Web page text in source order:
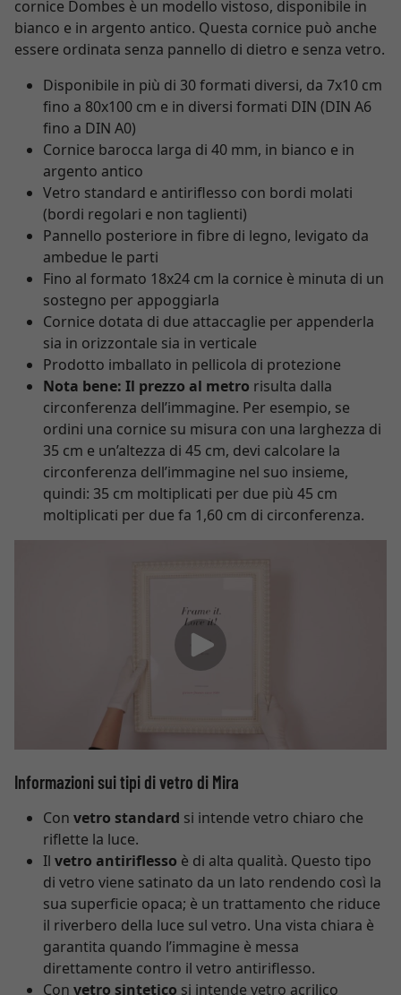
cornice Dombes è un modello vistoso, disponibile in
bianco e in argento antico. Questa cornice può anche
essere ordinata senza pannello di dietro e senza vetro.
Disponibile in più di 30 formati diversi, da 7x10 cm
fino a 80x100 cm e in diversi formati DIN (DIN A6
fino a DIN A0)
Cornice barocca larga di 40 mm, in bianco e in
argento antico
Vetro standard e antiriflesso con bordi molati
(bordi regolari e non taglienti)
Pannello posteriore in fibre di legno, levigato da
ambedue le parti
Fino al formato 18x24 cm la cornice è minuta di un
sostegno per appoggiarla
Cornice dotata di due attaccaglie per appenderla
sia in orizzontale sia in verticale
Prodotto imballato in pellicola di protezione
Nota bene: Il prezzo al metro risulta dalla
circonferenza dell’immagine. Per esempio, se
ordini una cornice su misura con una larghezza di
35 cm e un’altezza di 45 cm, devi calcolare la
circonferenza dell’immagine nel suo insieme,
quindi: 35 cm moltiplicati per due più 45 cm
moltiplicati per due fa 1,60 cm di circonferenza.
Informazioni sui tipi di vetro di Mira
Con vetro standard si intende vetro chiaro che
riflette la luce.
Il vetro antiriflesso è di alta qualità. Questo tipo
di vetro viene satinato da un lato rendendo così la
sua superficie opaca; è un trattamento che riduce
il riverbero della luce sul vetro. Una vista chiara è
garantita quando l’immagine è messa
direttamente contro il vetro antiriflesso.
Con vetro sintetico si intende vetro acrilico